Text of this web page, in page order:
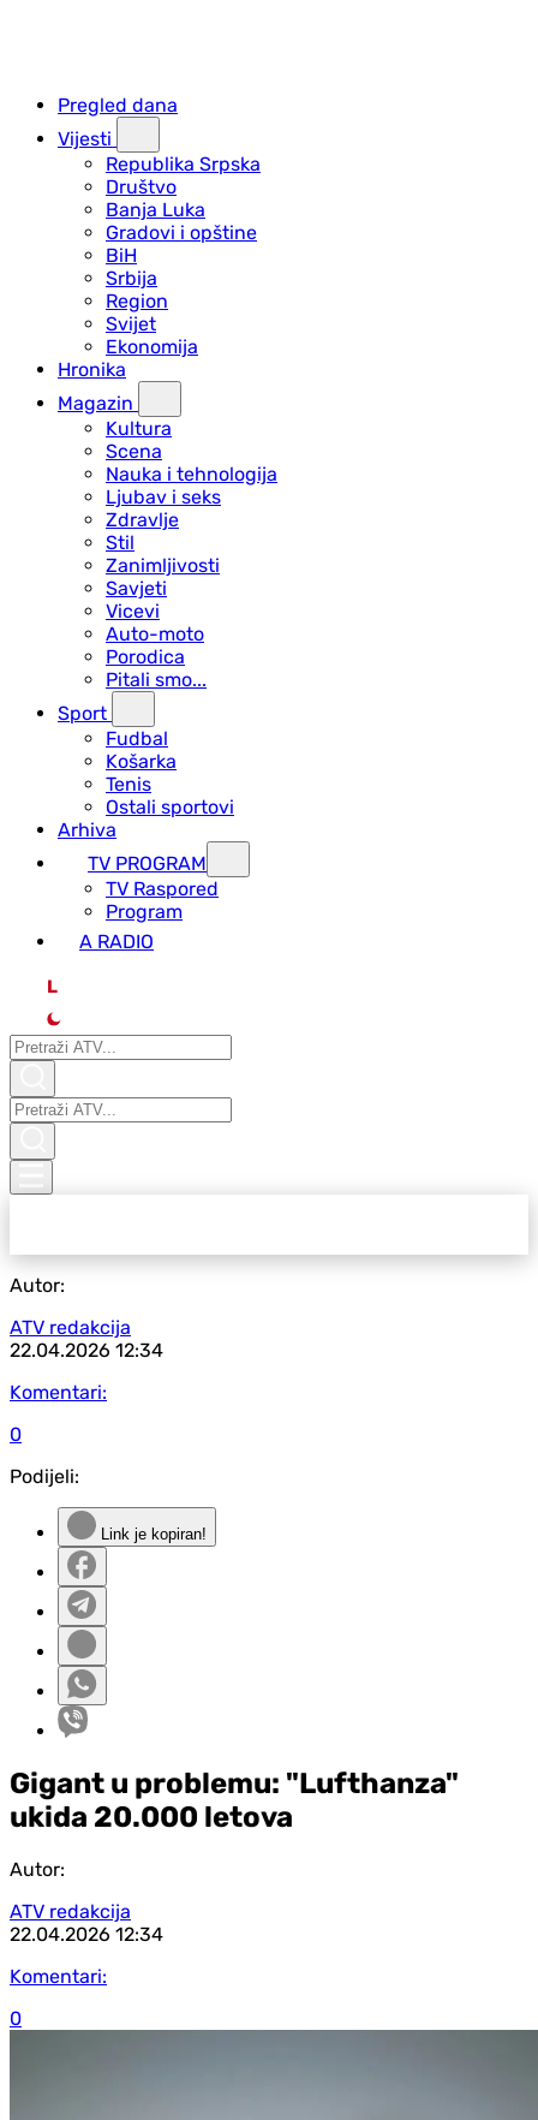
Pregled dana
Vijesti
Republika Srpska
Društvo
Banja Luka
Gradovi i opštine
BiH
Srbija
Region
Svijet
Ekonomija
Hronika
Magazin
Kultura
Scena
Nauka i tehnologija
Ljubav i seks
Zdravlje
Stil
Zanimljivosti
Savjeti
Vicevi
Auto-moto
Porodica
Pitali smo...
Sport
Fudbal
Košarka
Tenis
Ostali sportovi
Arhiva
TV PROGRAM
ТV Raspored
Program
A RADIO
L
Autor:
ATV redakcija
22.04.2026 12:34
Komentari:
0
Podijeli:
Link je kopiran!
Gigant u problemu: "Lufthanza"
ukida 20.000 letova
Autor:
ATV redakcija
22.04.2026 12:34
Komentari:
0